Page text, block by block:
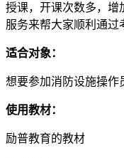
授课，开课次数多，增
服务来帮大家顺利通过
适合对象：
想要参加消防设施操作
使用教材：
励普教育的教材